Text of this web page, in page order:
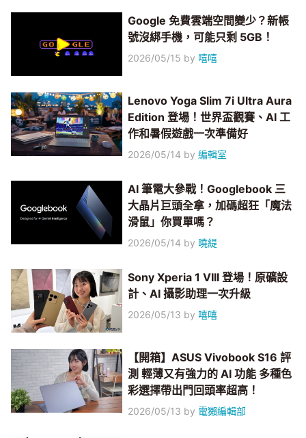
Google 免費雲端空間變少？新帳
號沒綁手機，可能只剩 5GB！
2026/05/15 by 嘻嘻
Lenovo Yoga Slim 7i Ultra Aura
Edition 登場！世界盃觀賽、AI 工
作和暑假遊戲一次準備好
2026/05/14 by編輯室
AI 筆電大參戰！Googlebook 三
大晶片巨頭全拿，加碼超狂「魔法
滑鼠」你買單嗎？
2026/05/14 by 曉緹
Sony Xperia 1 VIII 登場！原礦設
計、AI 攝影助理一次升級
2026/05/13 by 嘻嘻
【開箱】ASUS Vivobook S16 評
測 輕薄又有強力的 AI 功能 多種色
彩選擇帶出門回頭率超高！
2026/05/13 by 電獺編輯部